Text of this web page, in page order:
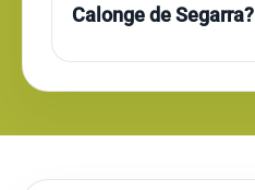
Calonge de Segarra?